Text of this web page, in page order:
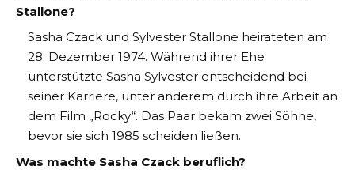
Stallone?
Sasha Czack und Sylvester Stallone heirateten am
28. Dezember 1974. Während ihrer Ehe
unterstützte Sasha Sylvester entscheidend bei
seiner Karriere, unter anderem durch ihre Arbeit an
dem Film „Rocky“. Das Paar bekam zwei Söhne,
bevor sie sich 1985 scheiden ließen.
Was machte Sasha Czack beruflich?